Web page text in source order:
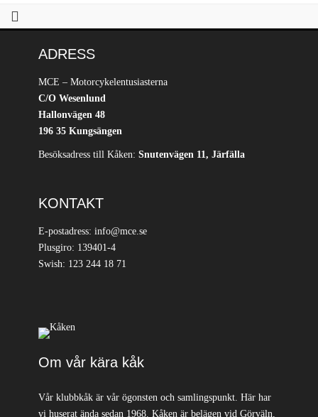
ADRESS
MCE – Motorcykelentusiasterna
C/O Wesenlund
Hallonvägen 48
196 35 Kungsängen
Besöksadress till Kåken: Snutenvägen 11, Järfälla
KONTAKT
E-postadress: info@mce.se
Plusgiro: 139401-4
Swish: 123 244 18 71
Om vår kära kåk
Vår klubbkåk är vår ögonsten och samlingspunkt. Här har
vi huserat ända sedan 1968. Kåken är belägen vid Görväln,